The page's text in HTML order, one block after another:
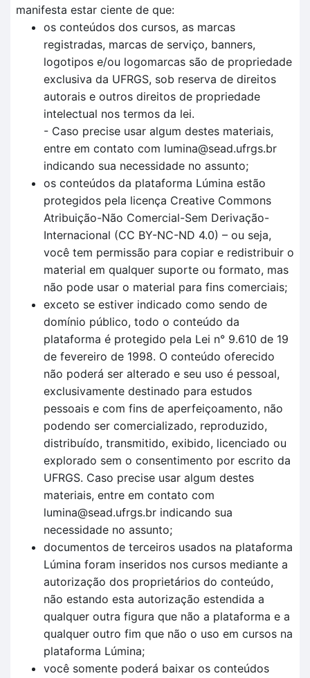
manifesta estar ciente de que:
os conteúdos dos cursos, as marcas
registradas, marcas de serviço, banners,
logotipos e/ou logomarcas são de propriedade
exclusiva da UFRGS, sob reserva de direitos
autorais e outros direitos de propriedade
intelectual nos termos da lei.
- Caso precise usar algum destes materiais,
entre em contato com lumina@sead.ufrgs.br
indicando sua necessidade no assunto;
os conteúdos da plataforma Lúmina estão
protegidos pela licença Creative Commons
Atribuição-Não Comercial-Sem Derivação-
Internacional (CC BY-NC-ND 4.0) – ou seja,
você tem permissão para copiar e redistribuir o
material em qualquer suporte ou formato, mas
não pode usar o material para fins comerciais;
exceto se estiver indicado como sendo de
domínio público, todo o conteúdo da
plataforma é protegido pela Lei n° 9.610 de 19
de fevereiro de 1998. O conteúdo oferecido
não poderá ser alterado e seu uso é pessoal,
exclusivamente destinado para estudos
pessoais e com fins de aperfeiçoamento, não
podendo ser comercializado, reproduzido,
distribuído, transmitido, exibido, licenciado ou
explorado sem o consentimento por escrito da
UFRGS. Caso precise usar algum destes
materiais, entre em contato com
lumina@sead.ufrgs.br indicando sua
necessidade no assunto;
documentos de terceiros usados na plataforma
Lúmina foram inseridos nos cursos mediante a
autorização dos proprietários do conteúdo,
não estando esta autorização estendida a
qualquer outra figura que não a plataforma e a
qualquer outro fim que não o uso em cursos na
plataforma Lúmina;
você somente poderá baixar os conteúdos